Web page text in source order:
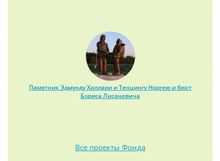
Памятник Эдмунду Хиллари и Тенцингу Норгею и бюст
Бориса Лисаневича
Все проекты Фонда